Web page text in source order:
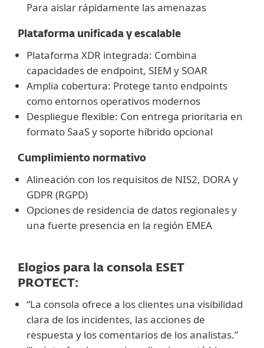
Para aislar rápidamente las amenazas
Plataforma unificada y escalable
Plataforma XDR integrada: Combina
capacidades de endpoint, SIEM y SOAR
Amplia cobertura: Protege tanto endpoints
como entornos operativos modernos
Despliegue flexible: Con entrega prioritaria en
formato SaaS y soporte híbrido opcional
Cumplimiento normativo
Alineación con los requisitos de NIS2, DORA y
GDPR (RGPD)
Opciones de residencia de datos regionales y
una fuerte presencia en la región EMEA
Elogios para la consola ESET
PROTECT:
“La consola ofrece a los clientes una visibilidad
clara de los incidentes, las acciones de
respuesta y los comentarios de los analistas.”